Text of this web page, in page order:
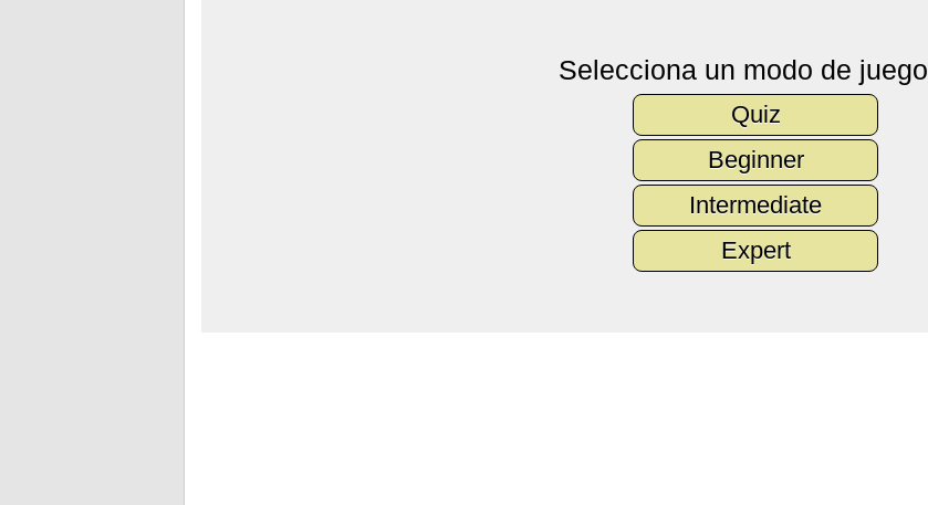
Selecciona un modo de juego
Quiz
Beginner
Intermediate
Expert